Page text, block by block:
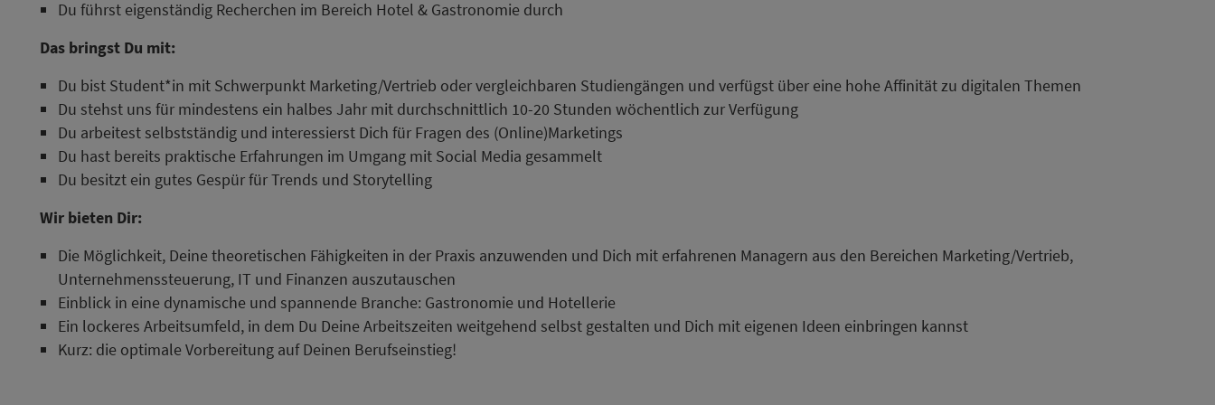
Du führst eigenständig Recherchen im Bereich Hotel & Gastronomie durch
Das bringst Du mit:
Du bist Student*in mit Schwerpunkt Marketing/Vertrieb oder vergleichbaren Studiengängen und verfügst über eine hohe Affinität zu digitalen Themen
Du stehst uns für mindestens ein halbes Jahr mit durchschnittlich 10-20 Stunden wöchentlich zur Verfügung
Du arbeitest selbstständig und interessierst Dich für Fragen des (Online)Marketings
Du hast bereits praktische Erfahrungen im Umgang mit Social Media gesammelt
Du besitzt ein gutes Gespür für Trends und Storytelling
Wir bieten Dir:
Die Möglichkeit, Deine theoretischen Fähigkeiten in der Praxis anzuwenden und Dich mit erfahrenen Managern aus den Bereichen Marketing/Vertrieb,
Unternehmenssteuerung, IT und Finanzen auszutauschen
Einblick in eine dynamische und spannende Branche: Gastronomie und Hotellerie
Ein lockeres Arbeitsumfeld, in dem Du Deine Arbeitszeiten weitgehend selbst gestalten und Dich mit eigenen Ideen einbringen kannst
Kurz: die optimale Vorbereitung auf Deinen Berufseinstieg!